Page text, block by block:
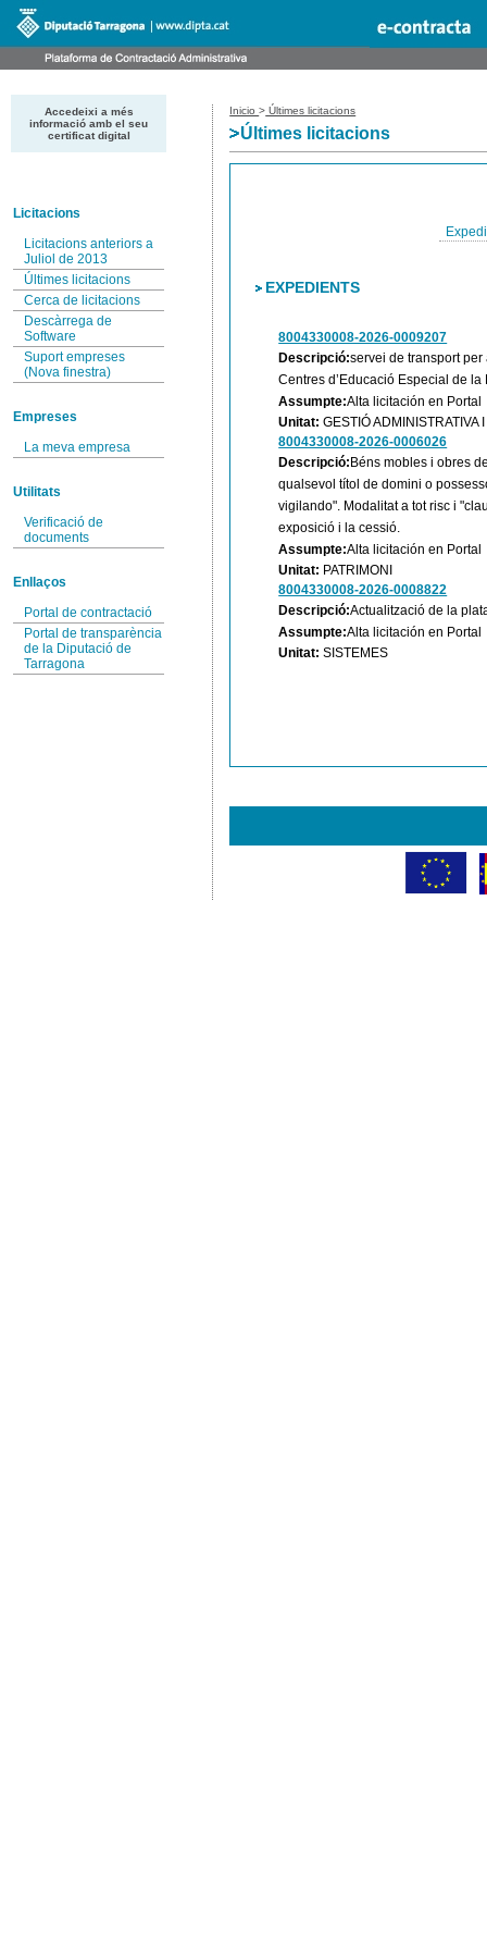
Accedeixi a més
informació amb el seu
certificat digital
Licitacions
Licitacions anteriors a
Juliol de 2013
Últimes licitacions
Cerca de licitacions
Descàrrega de
Software
Suport empreses
(Nova finestra)
Empreses
La meva empresa
Utilitats
Verificació de
documents
Enllaços
Portal de contractació
Portal de transparència
de la Diputació de
Tarragona
Inicio> Últimes licitacions
Últimes licitacions
EXPEDIENTS
8004330008-2026-0009207
Descripció:servei de transport
Centres d’Educació Especial de
Assumpte:Alta licitación en Portal
Unitat:GESTIÓ ADMINISTRATIVA
8004330008-2026-0006026
Descripció:Béns mobles i obres
qualsevol títol de domini o
vigilando". Modalitat a tot risc i
exposició i la cessió.
Assumpte:Alta licitación en Portal
Unitat: PATRIMONI
8004330008-2026-0008822
Descripció:Actualització de la
Assumpte:Alta licitación en Portal
Unitat:SISTEMES